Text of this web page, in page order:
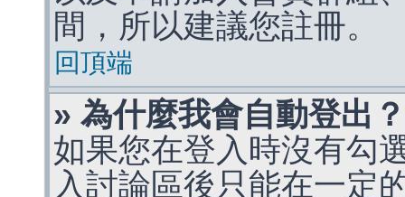
間，所以建議您註冊。
回頂端
» 為什麼我會自動登出？
如果您在登入時沒有勾
入討論區後只能在一定